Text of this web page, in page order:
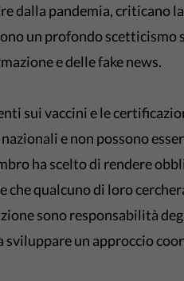
dalla pandemia, criticano
un profondo scetticismo
e delle fake news.
sui vaccini e le
e non possono
ha scelto di rendere
qualcuno di loro
sono responsabilità
sviluppare un approccio